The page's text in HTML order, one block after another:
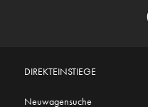
DIREKTEINSTIEGE
Neuwagensuche